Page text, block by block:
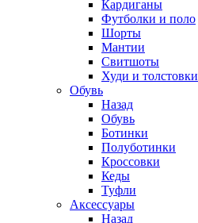
Кардиганы
Футболки и поло
Шорты
Мантии
Свитшоты
Худи и толстовки
Обувь
Назад
Обувь
Ботинки
Полуботинки
Кроссовки
Кеды
Туфли
Аксессуары
Назад